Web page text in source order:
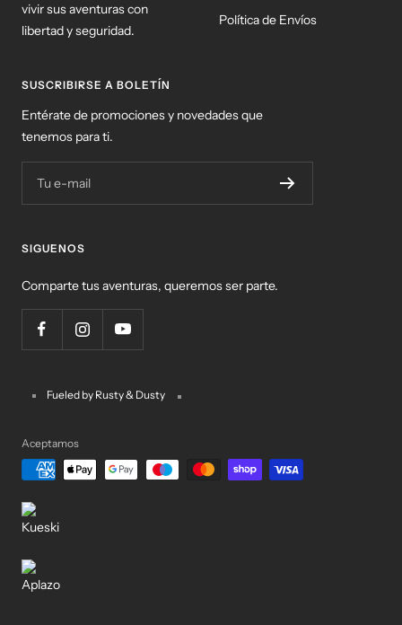
vivir sus aventuras con
libertad y seguridad.
Política de Envíos
SUSCRIBIRSE A BOLETÍN
Entérate de promociones y novedades que
tenemos para ti.
Tu e-mail
SIGUENOS
Comparte tus aventuras, queremos ser parte.
Fueled by Rusty & Dusty
Aceptamos